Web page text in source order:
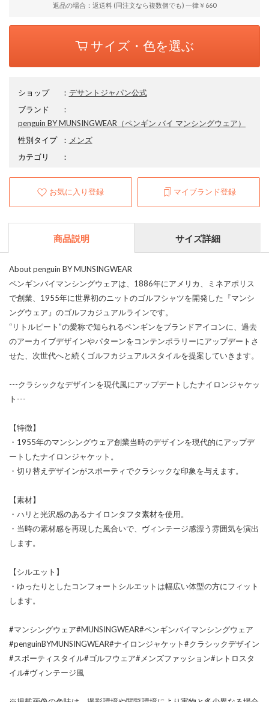
返品の場合：返送料 (同注文なら複数個でも) 一律￥660
サイズ・色を選ぶ
ショップ ： デサントジャパン公式
ブランド
：
penguin BY MUNSINGWEAR （ペンギン バイ マンシングウェア）
性別タイプ
： メンズ
カテゴリ
：
お気に入り登録 マイブランド登録
商品説明 サイズ詳細
About penguin BY MUNSINGWEAR
ペンギンバイマンシングウェアは、1886年にアメリカ、ミネアポリス
で創業、1955年に世界初のニットのゴルフシャツを開発した『マンシ
ングウェア』のゴルフカジュアルラインです。
“リトルピート”の愛称で知られるペンギンをブランドアイコンに、過去
のアーカイブデザインやパターンをコンテンポラリーにアップデートさ
せた、次世代へと続くゴルフカジュアルスタイルを提案していきます。
---クラシックなデザインを現代風にアップデートしたナイロンジャケッ
ト---
【特徴】
・1955年のマンシングウェア創業当時のデザインを現代的にアップデ
ートしたナイロンジャケット。
・切り替えデザインがスポーティでクラシックな印象を与えます。
【素材】
・ハリと光沢感のあるナイロンタフタ素材を使用。
・当時の素材感を再現した風合いで、ヴィンテージ感漂う雰囲気を演出
します。
【シルエット】
・ゆったりとしたコンフォートシルエットは幅広い体型の方にフィット
します。
#マンシングウェア#MUNSINGWEAR#ペンギンバイマンシングウェア
#penguinBYMUNSINGWEAR#ナイロンジャケット#クラシックデザイン
#スポーティスタイル#ゴルフウェア#メンズファッション#レトロスタ
イル#ヴィンテージ風